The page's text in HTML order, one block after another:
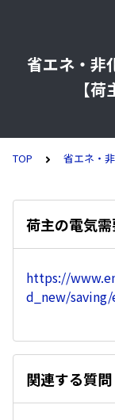
省エネ・非
【
TOP 省エネ・
荷主の電気
https://
d_new/
関連する質問